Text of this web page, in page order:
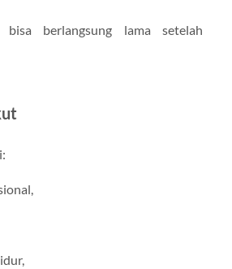
bisa berlangsung lama setelah